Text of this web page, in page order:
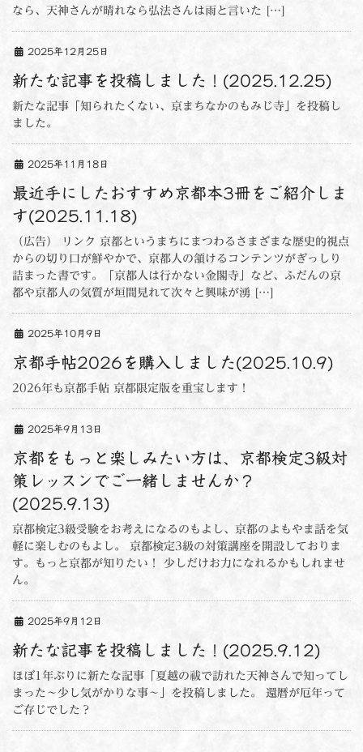
なら、天神さんが晴れなら弘法さんは雨と言いた […]
2025年12月25日
新たな記事を投稿しました！(2025.12.25)
新たな記事「知られたくない、京まちなかのもみじ寺」を投稿し
ました。
2025年11月18日
最近手にしたおすすめ京都本3冊をご紹介しま
す(2025.11.18)
（広告） リンク 京都というまちにまつわるさまざまな歴史的視点
からの切り口が鮮やかで、京都人の頷けるコンテンツがぎっしり
詰まった書です。「京都人は行かない金閣寺」など、ふだんの京
都や京都人の気質が垣間見れて次々と興味が湧 […]
2025年10月9日
京都手帖2026を購入しました(2025.10.9)
2026年も京都手帖 京都限定版を重宝します！
2025年9月13日
京都をもっと楽しみたい方は、京都検定3級対
策レッスンでご一緒しませんか？
(2025.9.13)
京都検定3級受験をお考えになるのもよし、京都のよもやま話を気
軽に楽しむのもよし。 京都検定3級の対策講座を開設しておりま
す。もっと京都が知りたい！ 少しだけお力になれるかもしれませ
ん。
2025年9月12日
新たな記事を投稿しました！(2025.9.12)
ほぼ1年ぶりに新たな記事「夏越の祓で訪れた天神さんで知ってし
まった～少し気がかりな事～」を投稿しました。 還暦が厄年って
ご存じでした？